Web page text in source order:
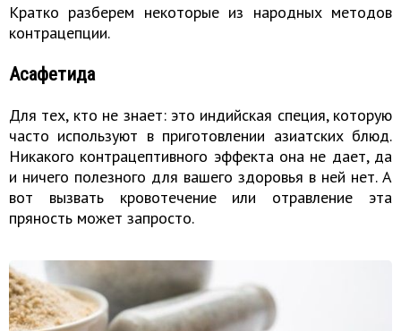
Кратко разберем некоторые из народных методов
контрацепции.
Асафетида
Для тех, кто не знает: это индийская специя, которую
часто используют в приготовлении азиатских блюд.
Никакого контрацептивного эффекта она не дает, да
и ничего полезного для вашего здоровья в ней нет. А
вот вызвать кровотечение или отравление эта
пряность может запросто.